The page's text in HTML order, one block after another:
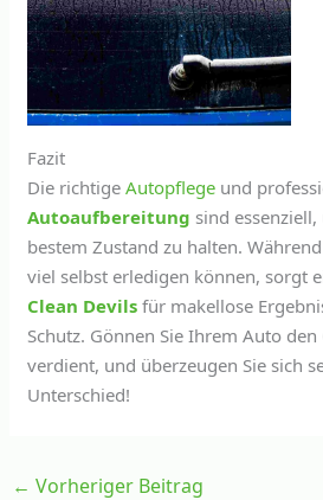
Fazit
Die richtigeAutopflege und
Autoaufbereitung sind
bestem Zustand zu halten.
viel selbst erledigen können, sorgt
Clean Devils für makellose
Schutz. Gönnen Sie Ihrem Auto den
verdient, und überzeugen Sie sich
Unterschied!
← Vorheriger Beitrag